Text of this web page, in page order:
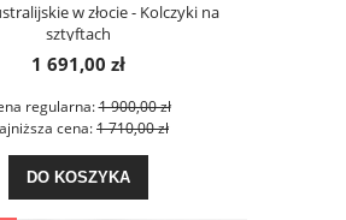
w złocie - Kolczyki na
sztyftach
1 691,00 zł
regularna:1 900,00 zł
cena:1 710,00 zł
DO KOSZYKA